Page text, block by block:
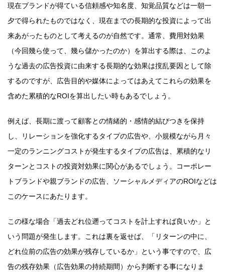
現在ブランドが得ている信頼感や知名度、知覚品質などは一朝一
夕で得られたものではなく、現在までの長期的な投資によって出
来あがったものとして考えるのが自然です。通常、費用対効果
（今回幾ら使って、幾ら儲かったのか）を算出する際は、このよ
うな過去の広告投資に由来する長期的な効果は撹乱要因として除
するのですが、広告目的や媒体によってはあえてこれらの効果を
含めた累積的なROIを算出したい時もあるでしょう。
例えば、長期に渡って顧客との情緒的・感情的結びつきを保持
し、リレーションを強化するタイプの広告や、小規模ながら月々
一定のランニングコストが発生するタイプの広告は、累積的なリ
ターンとコストの投資対効果に関心があるでしょう。コーポレー
トブランドや親ブランドの広告、ソーシャルメディアのROIなどは
このケースにあたります。
この様な場合「過去どれ位遡ってコストを計上すれば良いか」と
いう問題が発生します。これは裏を返せば、「リターンの中に、
どれ位前の広告の効果が残存しているか」という事ですので、広
告の残存効果（広告効果の持続期間）から判断する事になりま